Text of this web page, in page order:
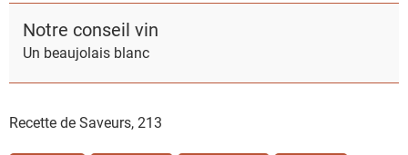
Notre conseil vin
Un beaujolais blanc
Recette de Saveurs,213